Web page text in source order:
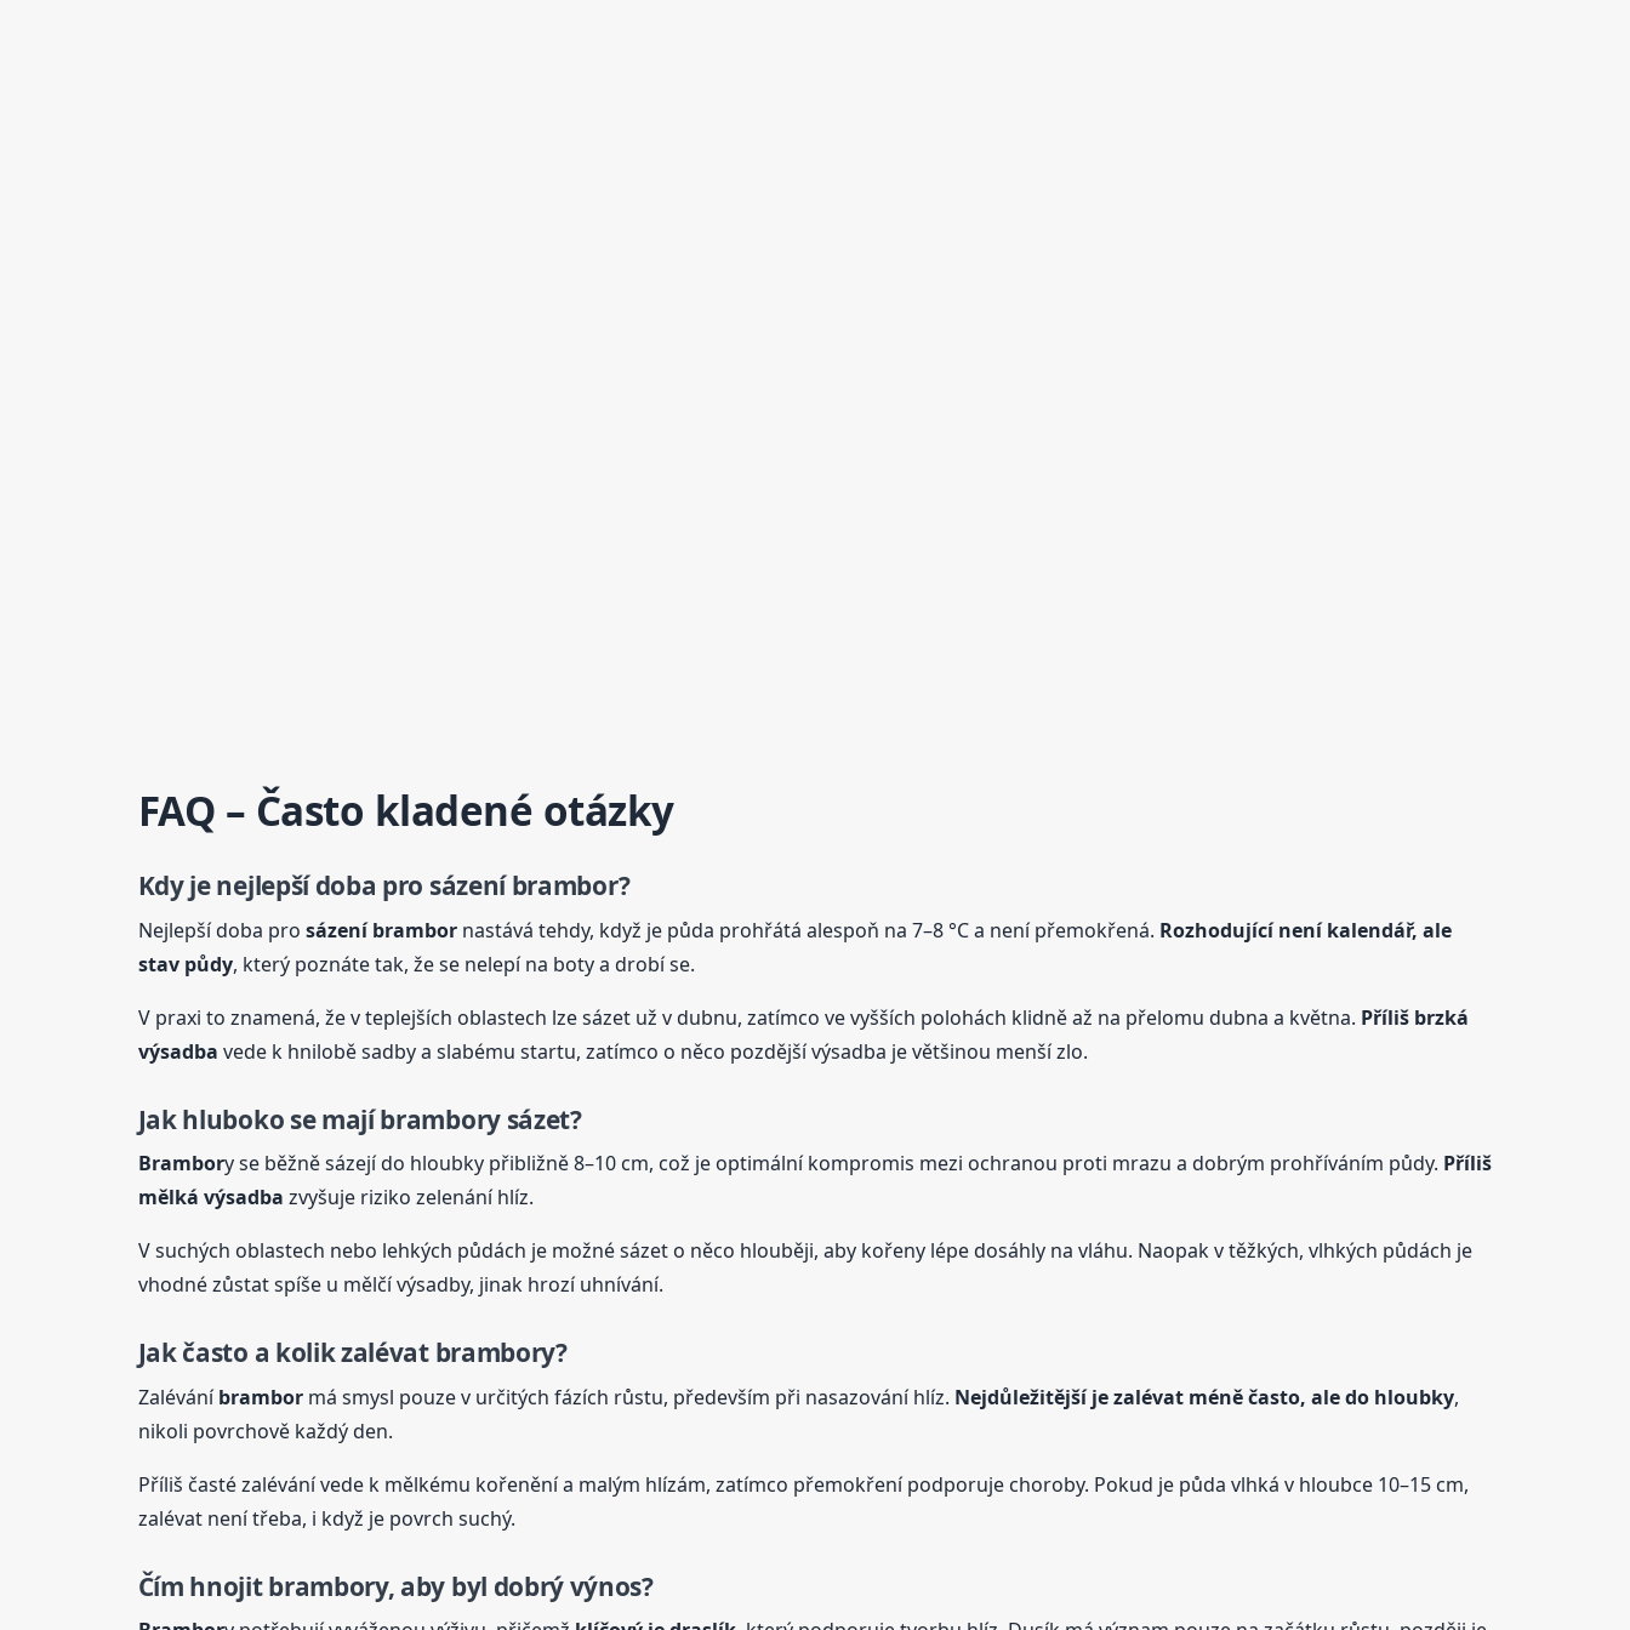
FAQ – Často kladené otázky
Kdy je nejlepší doba pro sázení brambor?
Nejlepší doba pro sázení brambornastává tehdy, když je půda prohřátá alespoň na 7–8 °C a není přemokřená. Rozhodující není kalendář, ale
stav půdy, který poznáte tak, že se nelepí na boty a drobí se.
V praxi to znamená, že v teplejších oblastech lze sázet už v dubnu, zatímco ve vyšších polohách klidně až na přelomu dubna a května. Příliš brzká
výsadba vede k hnilobě sadby a slabému startu, zatímco o něco pozdější výsadba je většinou menší zlo.
Jak hluboko se majíbrambory sázet?
Brambory se běžně sázejí do hloubky přibližně 8–10 cm, což je optimální kompromis mezi ochranou proti mrazu a dobrým prohříváním půdy. Příliš
mělká výsadba zvyšuje riziko zelenání hlíz.
V suchých oblastech nebo lehkých půdách je možné sázet o něco hlouběji, aby kořeny lépe dosáhly na vláhu. Naopak v těžkých, vlhkých půdách je
vhodné zůstat spíše u mělčí výsadby, jinak hrozí uhnívání.
Jak často a kolik zalévat brambory?
Zaléváníbrambormá smysl pouze v určitých fázích růstu, především při nasazování hlíz. Nejdůležitější je zalévat méně často, ale do hloubky,
nikoli povrchově každý den.
Příliš časté zalévání vede k mělkému kořenění a malým hlízám, zatímco přemokření podporuje choroby. Pokud je půda vlhká v hloubce 10–15 cm,
zalévat není třeba, i když je povrch suchý.
Čím hnojitbrambory, aby byl dobrý výnos?